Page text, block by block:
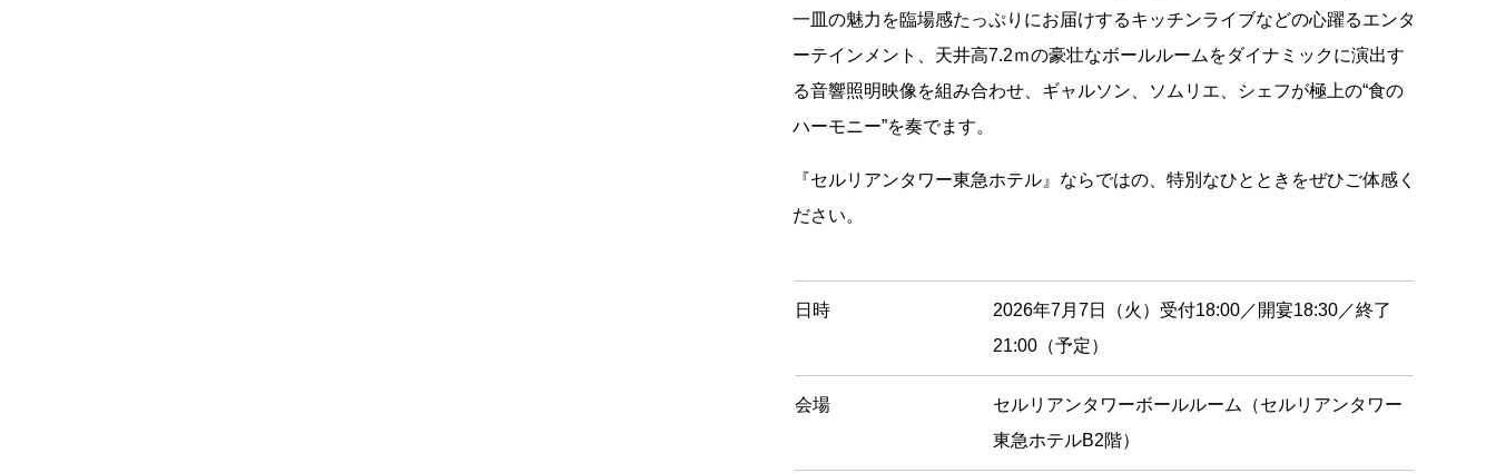
一皿の魅力を臨場感たっぷりにお届けするキッチンライブなどの心躍るエンタ
ーテインメント、天井高7.2ｍの豪壮なボールルームをダイナミックに演出す
る音響照明映像を組み合わせ、ギャルソン、ソムリエ、シェフが極上の“食の
ハーモニー”を奏でます。
『セルリアンタワー東急ホテル』ならではの、特別なひとときをぜひご体感く
ださい。
日時
2026年7月7日（火）受付18:00／開宴18:30／終了
21:00（予定）
会場
セルリアンタワーボールルーム（セルリアンタワー
東急ホテルB2階）